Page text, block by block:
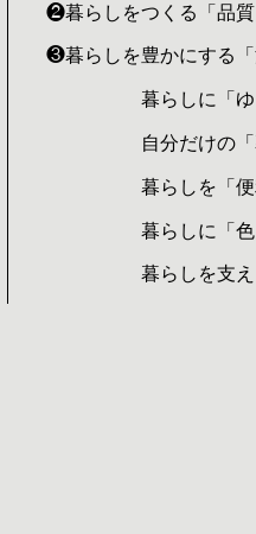
❷暮らしをつくる「品質
❸暮らしを豊かにする「
暮らしに「
自分だけの
暮らしを「
暮らしに「
暮らしを支